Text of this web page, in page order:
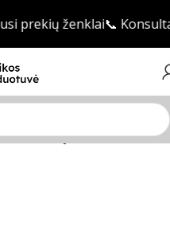
prekių ženklai📞
DMX skirstytuvas